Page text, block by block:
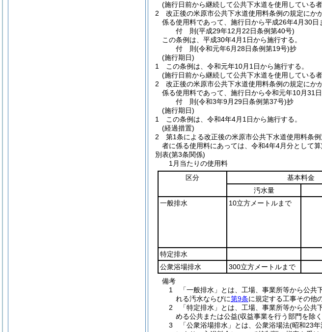
(施行日前から継続して公共下水道を使用している
2
改正後の米原市公共下水道使用料条例の規定にか
係る使用料であって、施行日から平成26年4月30
付 則(平成29年12月22日条例第40号)
この条例は、平成30年4月1日から施行する。
付 則(令和元年6月28日条例第19号)抄
(施行期日)
1
この条例は、令和元年10月1日から施行する。
(施行日前から継続して公共下水道を使用している
2
改正後の米原市公共下水道使用料条例の規定にか
係る使用料であって、施行日から令和元年10月31
付 則(令和3年9月29日条例第37号)抄
(施行期日)
1
この条例は、令和4年4月1日から施行する。
(経過措置)
2
第1条による改正後の米原市公共下水道使用料条
者に係る使用料にあっては、令和4年4月分として
別表(第3条関係)
1月当たりの使用料
区分
基本料金
汚水量
一般排水
10立方メートルまで
特定排水
公衆浴場排水
300立方メートルまで
備考
1 「一般排水」とは、工場、事業所等から公共
れる汚水ならびに第9条に規定する工事その他
2 「特定排水」とは、工場、事業所等から公共
める公共または公益(収益事業を行う部門を除
3 「公衆浴場排水」とは、公衆浴場法(昭和23年